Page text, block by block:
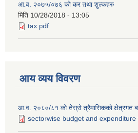
आ.व. २०७५/०७६ को कर तथा शुल्कहरु
मिति 10/28/2018 - 13:05
tax.pdf
आय व्यय विवरण
आ.व. २०८०/८१ को तेस्रो त्रैमासिकको क्षेत्रगत
sectorwise budget and